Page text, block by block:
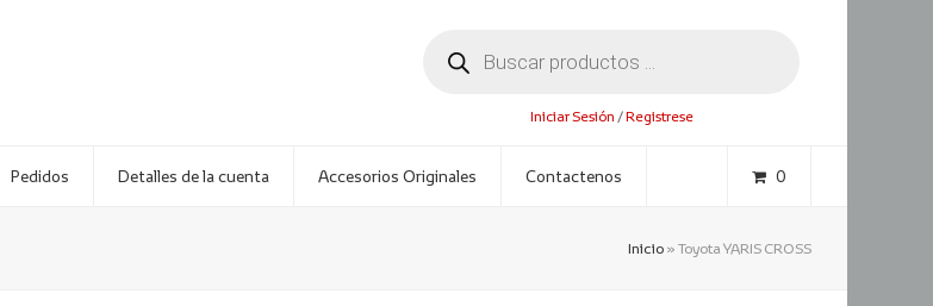
productos
Iniciar Sesión /Registrese
Pedidos Detalles de la cuenta Accesorios Originales Contactenos 0
Inicio»Toyota YARIS CROSS